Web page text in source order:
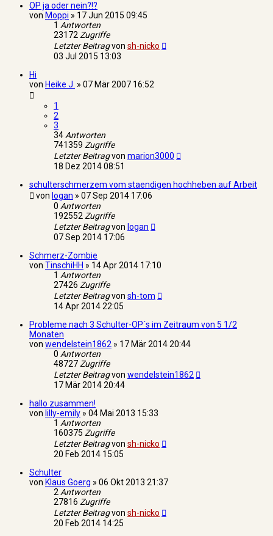
OP ja oder nein?!?
von Moppi » 17 Jun 2015 09:45
1 Antworten
23172Zugriffe
Letzter Beitragvon sh-nicko
03 Jul 2015 13:03
Hi
von Heike J. » 07 Mär 2007 16:52
1
2
3
34Antworten
741359 Zugriffe
Letzter Beitragvon marion3000
18 Dez 2014 08:51
schulterschmerzem vom staendigen hochheben auf Arbeit
von logan » 07 Sep 2014 17:06
0 Antworten
192552Zugriffe
Letzter Beitragvon logan
07 Sep 2014 17:06
Schmerz-Zombie
von TinschiHH » 14 Apr 2014 17:10
1 Antworten
27426 Zugriffe
Letzter Beitragvon sh-tom
14 Apr 2014 22:05
Probleme nach 3 Schulter-OP´s im Zeitraum von 5 1/2
Monaten
von wendelstein1862 » 17 Mär 2014 20:44
0 Antworten
48727Zugriffe
Letzter Beitragvon wendelstein1862
17 Mär 2014 20:44
hallo zusammen!
von lilly-emily » 04 Mai 2013 15:33
1 Antworten
160375 Zugriffe
Letzter Beitragvon sh-nicko
20 Feb 2014 15:05
Schulter
von Klaus Goerg » 06 Okt 2013 21:37
2Antworten
27816 Zugriffe
Letzter Beitragvon sh-nicko
20 Feb 2014 14:25